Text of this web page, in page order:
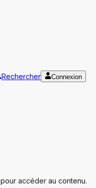
Rechercher
Connexion
accéder au contenu.